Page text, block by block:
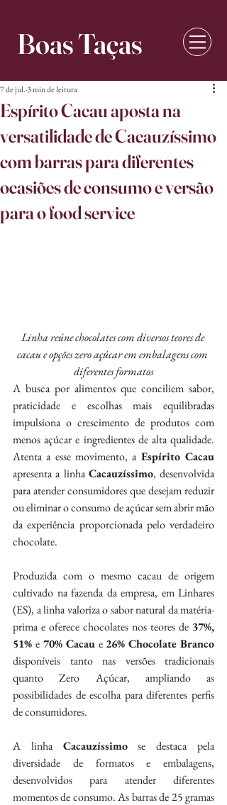
Boas Taças
Espírito Cacau aposta na
versatilidade de Cacauzíssimo
com barras para diferentes
ocasiões de consumo e versão
para o food service
7 de jul.3 min de leitura
Linha reúne chocolates com diversos teores de
cacau e opções zero açúcar em embalagens com
diferentes formatos
A busca por alimentos que conciliem sabor,
praticidade e escolhas mais equilibradas
impulsiona o crescimento de produtos com
menos açúcar e ingredientes de alta qualidade.
Atenta a esse movimento, a
apresenta a linha Cacauzíssimo, desenvolvida
para atender consumidores que desejam reduzir
ou eliminar o consumo de açúcar sem abrir mão
da experiência proporcionada pelo verdadeiro
chocolate.
Produzida com o mesmo cacau de origem
cultivado na fazenda da empresa, em Linhares
(ES), a linha valoriza o sabor natural da matéria-
prima e oferece chocolates nos teores de 37%,
51% e 70% Cacau e 26% Chocolate Branco
disponíveis tanto nas versões tradicionais
quanto Zero Açúcar, ampliando as
possibilidades de escolha para diferentes perfis
de consumidores.
A linha Cacauzíssimo se destaca pela
diversidade de formatos e embalagens,
desenvolvidos para atender diferentes
momentos de consumo. As barras de 25 gramas